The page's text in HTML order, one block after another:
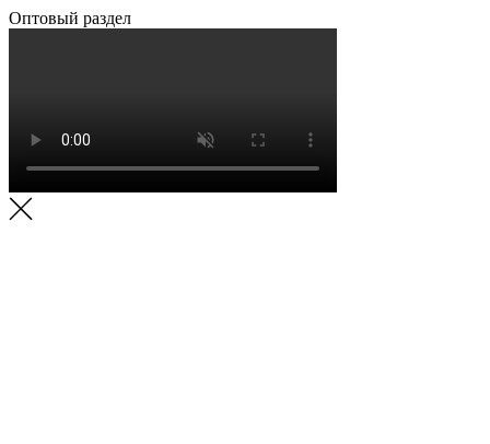
Оптовый раздел